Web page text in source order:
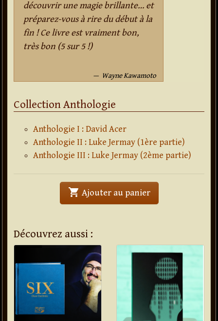
découvrir une magie brillante… et
préparez-vous à rire du début à la
fin ! Ce livre est vraiment bon,
très bon (5 sur 5 !)
Wayne Kawamoto
Collection Anthologie
Anthologie I : David Acer
Anthologie II : Luke Jermay (1ère partie)
Anthologie III : Luke Jermay (2ème partie)
shopping_cart Ajouter au panier' . Anthologie :
Découvrez aussi :